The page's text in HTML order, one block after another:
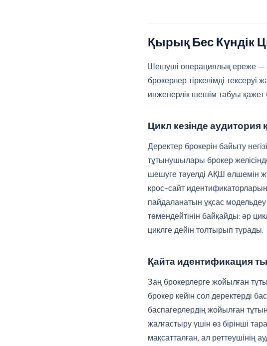
Қырық Бес Күндік
Шешуші операциялық ереже —
брокерлер тіркелімді
инженерлік шешім табуы
Цикл кезінде аудитория
Деректер брокерін байыту
тұтынушылары брокер
шешуге тәуелді АҚШ өлшемін
крос-сайт
пайдаланатын ұқсас
төмендейтінін байқайды: әр
циклге дейін толтырып тұрады.
Қайта идентификация
Заң брокерлерге жойылған
брокер кейін сол деректерді
баспагерлердің жойылған
жалғастыру үшін өз бірінші
мақсатталған, ал реттеушінің